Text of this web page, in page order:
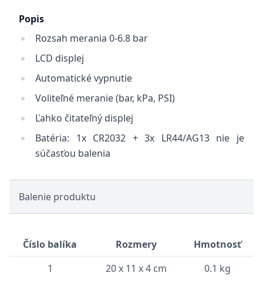
Popis
Rozsah merania 0-6.8 bar
LCD displej
Automatické vypnutie
Voliteľné meranie (bar, kPa, PSI)
Ľahko čitateľný displej
Batéria: 1x CR2032 + 3x LR44/AG13 nie je
súčasťou balenia
Balenie produktu
Číslo balíka Rozmery
Hmotnosť
1
20 x 11 x 4 cm 0.1 kg